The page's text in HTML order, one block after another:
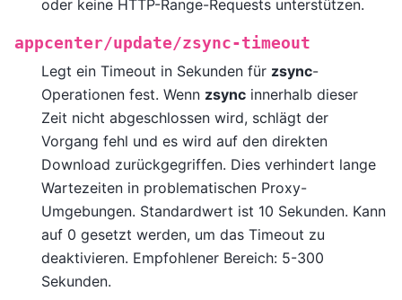
oder keine HTTP-Range-Requests unterstützen.
appcenter/update/zsync-timeout
Legt ein Timeout in Sekunden für zsync-
Operationen fest. Wenn zsync innerhalb dieser
Zeit nicht abgeschlossen wird, schlägt der
Vorgang fehl und es wird auf den direkten
Download zurückgegriffen. Dies verhindert lange
Wartezeiten in problematischen Proxy-
Umgebungen. Standardwert ist 10 Sekunden. Kann
auf 0 gesetzt werden, um das Timeout zu
deaktivieren. Empfohlener Bereich: 5-300
Sekunden.